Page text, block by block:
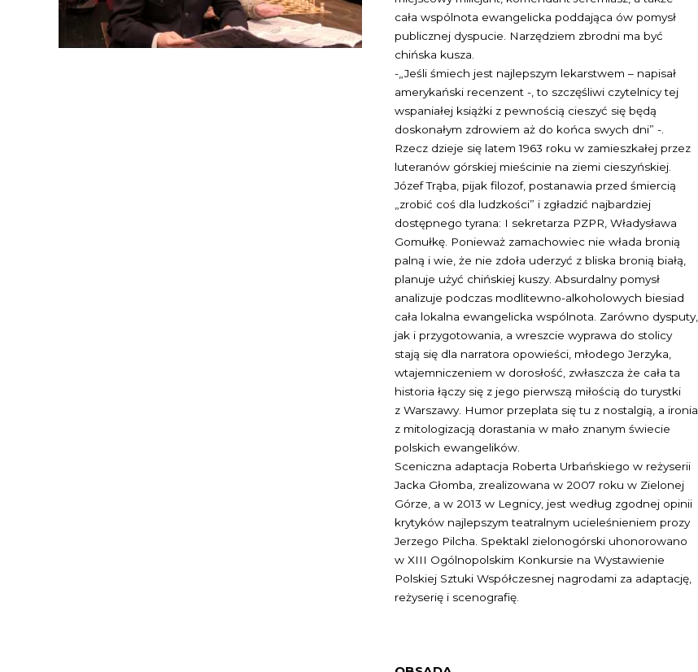
cała wspólnota ewangelicka poddająca ów pomysł
publicznej dyspucie. Narzędziem zbrodni ma być
chińska kusza.
-„Jeśli śmiech jest najlepszym lekarstwem – napisał
amerykański recenzent -, to szczęśliwi czytelnicy tej
wspaniałej książki z pewnością cieszyć się będą
doskonałym zdrowiem aż do końca swych dni” -.
Rzecz dzieje się latem 1963 roku w zamieszkałej przez
luteranów górskiej mieścinie na ziemi cieszyńskiej.
Józef Trąba, pijak filozof, postanawia przed śmiercią
„zrobić coś dla ludzkości” i zgładzić najbardziej
dostępnego tyrana: I sekretarza PZPR, Władysława
Gomułkę. Ponieważ zamachowiec nie włada bronią
palną i wie, że nie zdoła uderzyć z bliska bronią białą,
planuje użyć chińskiej kuszy. Absurdalny pomysł
analizuje podczas modlitewno-alkoholowych biesiad
cała lokalna ewangelicka wspólnota. Zarówno dysputy,
jak i przygotowania, a wreszcie wyprawa do stolicy
stają się dla narratora opowieści, młodego Jerzyka,
wtajemniczeniem w dorosłość, zwłaszcza że cała ta
historia łączy się z jego pierwszą miłością do turystki
z Warszawy. Humor przeplata się tu z nostalgią, a ironia
z mitologizacją dorastania w mało znanym świecie
polskich ewangelików.
Sceniczna adaptacja Roberta Urbańskiego w reżyserii
Jacka Głomba, zrealizowana w 2007 roku w Zielonej
Górze, a w 2013 w Legnicy, jest według zgodnej opinii
krytyków najlepszym teatralnym ucieleśnieniem prozy
Jerzego Pilcha. Spektakl zielonogórski uhonorowano
w XIII Ogólnopolskim Konkursie na Wystawienie
Polskiej Sztuki Współczesnej nagrodami za adaptację,
reżyserię i scenografię.